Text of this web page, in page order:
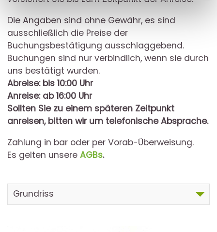
Die Angaben sind ohne Gewähr, es sind
ausschließlich die Preise der
Buchungsbestätigung ausschlaggebend.
Buchungen sind nur verbindlich, wenn sie durch
uns bestätigt wurden.
Abreise: bis 10:00 Uhr
Anreise: ab 16:00 Uhr
Sollten Sie zu einem späteren Zeitpunkt
anreisen, bitten wir um telefonische Absprache.
Zahlung in bar oder per Vorab-Überweisung.
Es gelten unsere AGBs.
Grundriss